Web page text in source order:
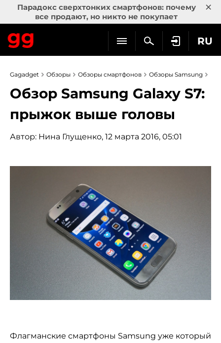
Парадокс сверхтонких смартфонов: почему
все продают, но никто не покупает
×
RU
Gagadget Обзоры Обзоры смартфонов Обзоры Samsung
Обзор Samsung Galaxy S7:
прыжок выше головы
Автор: Нина Глущенко, 12 марта 2016, 05:01
Флагманские смартфоны Samsung уже который